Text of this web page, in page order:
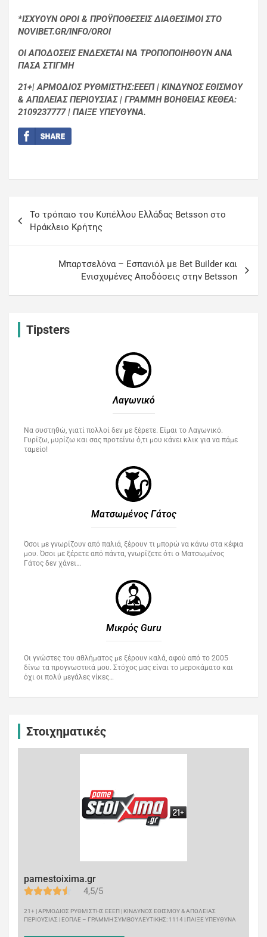
*ΙΣΧΥΟΥΝ ΟΡΟΙ & ΠΡΟΫΠΟΘΕΣΕΙΣ ΔΙΑΘΕΣΙΜΟΙ ΣΤΟ
NOVIBET.GR/INFO/OROI
ΟΙ ΑΠΟΔΟΣΕΙΣ ΕΝΔΕΧΕΤΑΙ ΝΑ ΤΡΟΠΟΠΟΙΗΘΟΥΝ ΑΝΑ
ΠΑΣΑ ΣΤΙΓΜΗ
21+| ΑΡΜΟΔΙΟΣ ΡΥΘΜΙΣΤΗΣ:ΕΕΕΠ | ΚΙΝΔΥΝΟΣ ΕΘΙΣΜΟΥ
& ΑΠΩΛΕΙΑΣ ΠΕΡΙΟΥΣΙΑΣ | ΓΡΑΜΜΗ ΒΟΗΘΕΙΑΣ ΚΕΘΕΑ:
2109237777 | ΠΑΙΞΕ ΥΠΕΥΘΥΝΑ.
Το τρόπαιο του Κυπέλλου Ελλάδας Betsson στο
Ηράκλειο Κρήτης
Μπαρτσελόνα – Εσπανιόλ με Bet Builder και
Ενισχυμένες Αποδόσεις στην Betsson
Tipsters
Λαγωνικό
Να συστηθώ, γιατί πολλοί δεν με ξέρετε. Είμαι το Λαγωνικό.
Γυρίζω, μυρίζω και σας προτείνω ό,τι μου κάνει κλικ για να πάμε
ταμείο!
Ματσωμένος Γάτος​
Όσοι με γνωρίζουν από παλιά, ξέρουν τι μπορώ να κάνω στα κέφια
μου. Όσοι με ξέρετε από πάντα, γνωρίζετε ότι ο Ματσωμένος
Γάτος δεν χάνει…
Μικρός Guru​
Οι γνώστες του αθλήματος με ξέρουν καλά, αφού από το 2005
δίνω τα προγνωστικά μου. Στόχος μας είναι το μεροκάματο και
όχι οι πολύ μεγάλες νίκες…
Στοιχηματικές
pamestoixima.gr
4,5/5
21+ | ΑΡΜΟΔΙΟΣ ΡΥΘΜΙΣΤΗΣ ΕΕΕΠ | ΚΙΝΔΥΝΟΣ ΕΘΙΣΜΟΥ & ΑΠΩΛΕΙΑΣ
ΠΕΡΙΟΥΣΙΑΣ | ΕΟΠΑΕ – ΓΡΑΜΜΗ ΣΥΜΒΟΥΛΕΥΤΙΚΗΣ: 1114 | ΠΑΙΞΕ ΥΠΕΥΘΥΝΑ